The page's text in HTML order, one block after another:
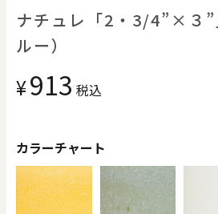
ナチュレ「2・3/4”×３”
ルー）
¥913 税込
カラーチャート